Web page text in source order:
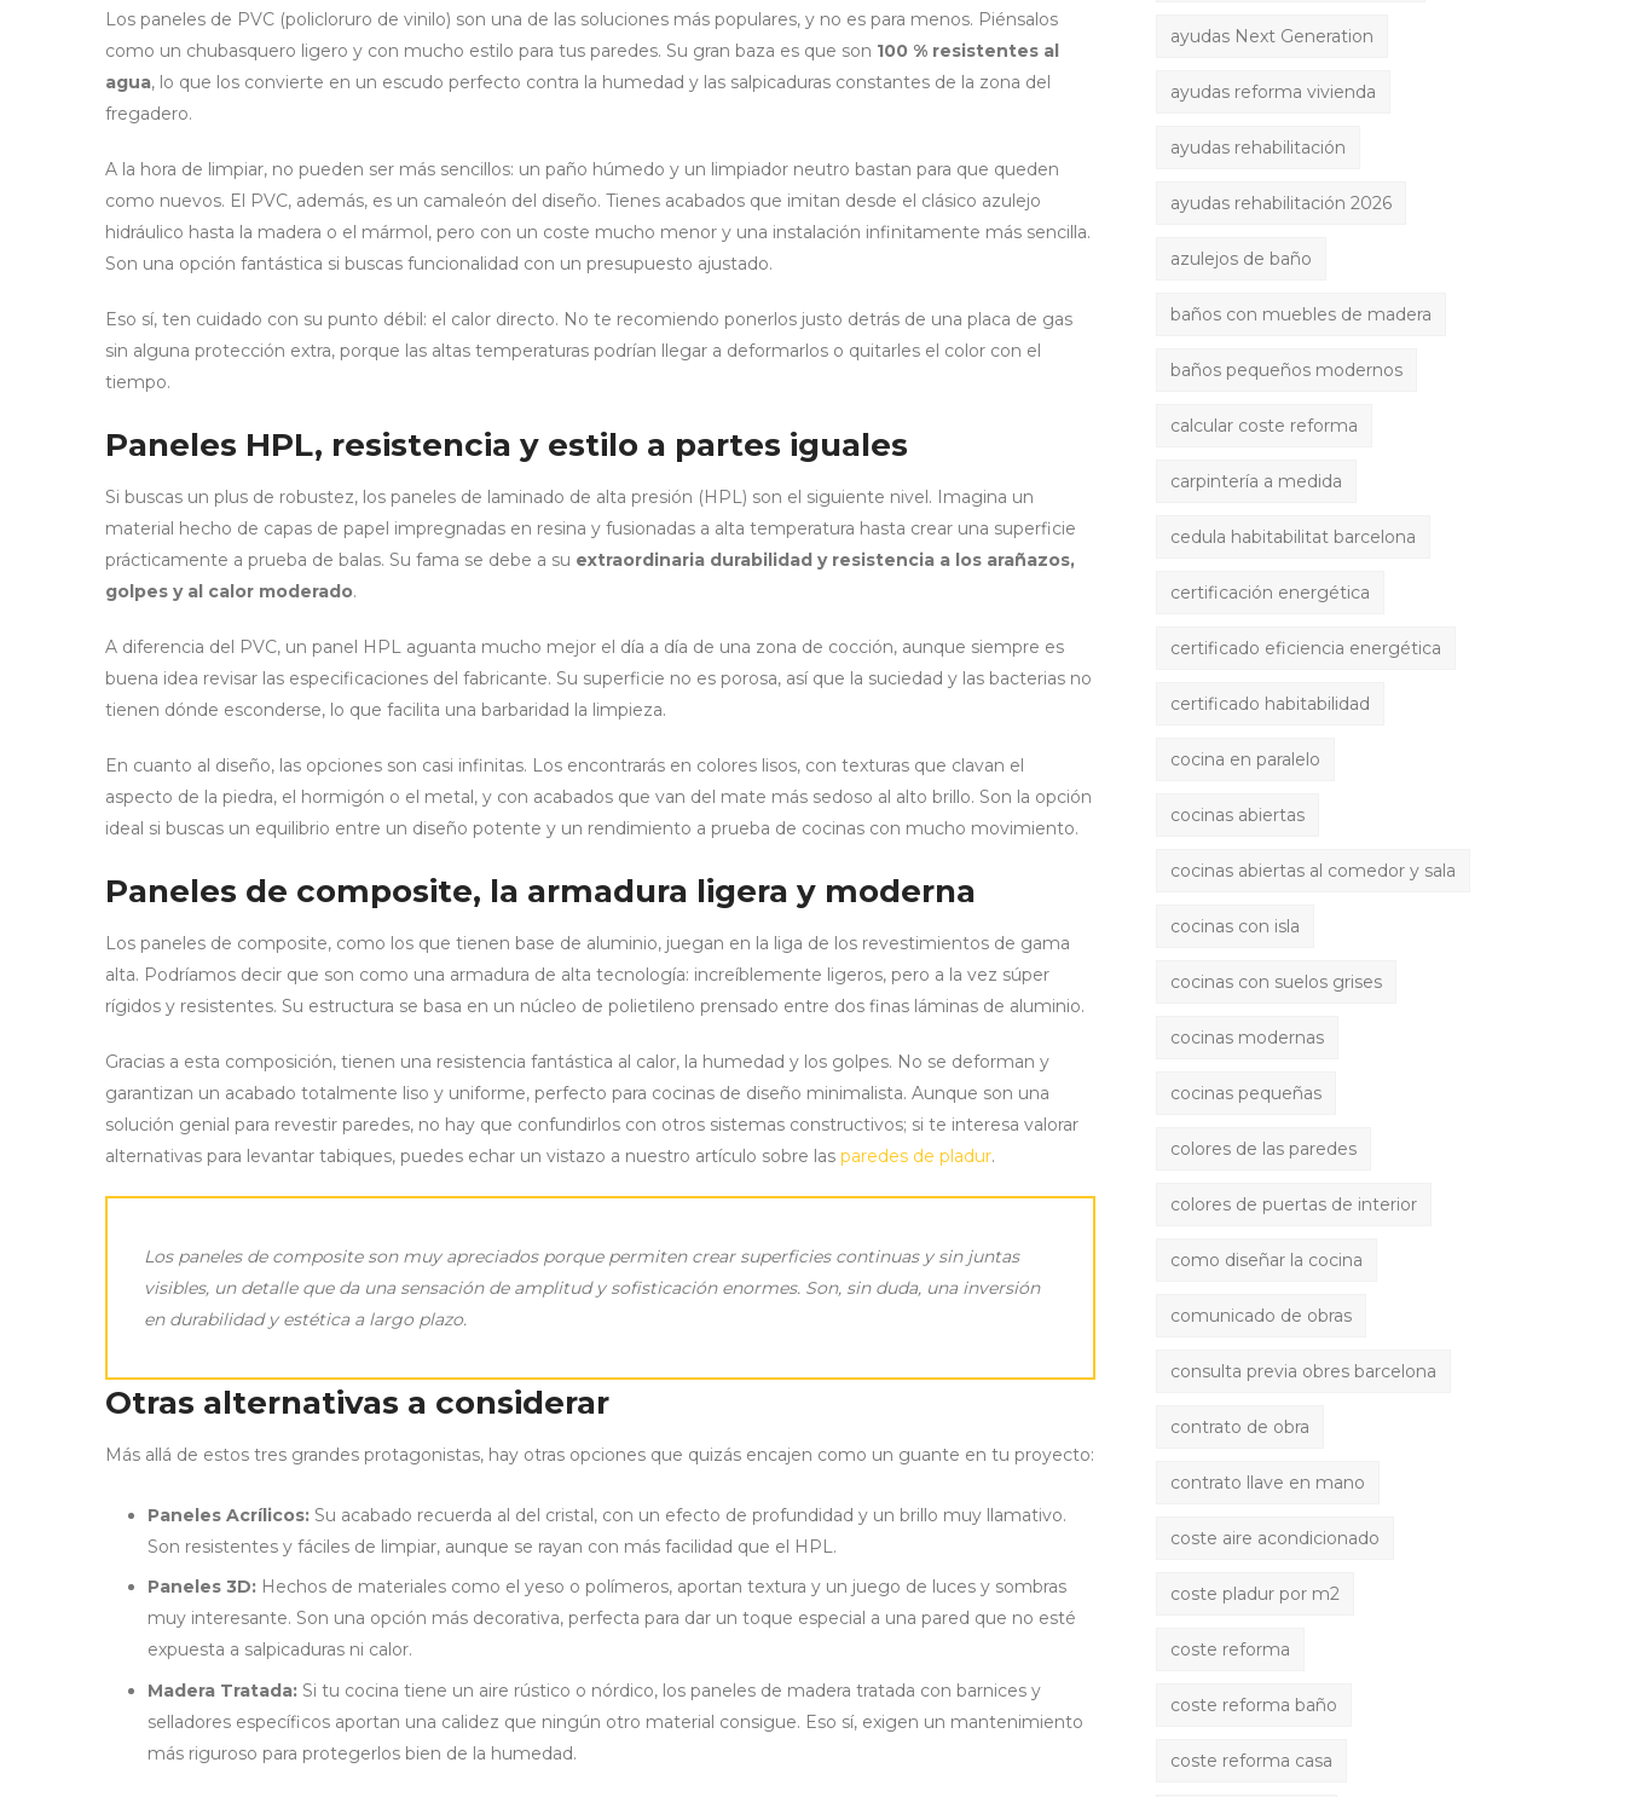
Los paneles de PVC (policloruro de vinilo) son una de las soluciones más populares, y no es para menos. Piénsalos
como un chubasquero ligero y con mucho estilo para tus paredes. Su gran baza es que son 100 % resistentes al
agua, lo que los convierte en un escudo perfecto contra la humedad y las salpicaduras constantes de la zona del
fregadero.
A la hora de limpiar, no pueden ser más sencillos: un paño húmedo y un limpiador neutro bastan para que queden
como nuevos. El PVC, además, es un camaleón del diseño. Tienes acabados que imitan desde el clásico azulejo
hidráulico hasta la madera o el mármol, pero con un coste mucho menor y una instalación infinitamente más sencilla.
Son una opción fantástica si buscas funcionalidad con un presupuesto ajustado.
Eso sí, ten cuidado con su punto débil: el calor directo. No te recomiendo ponerlos justo detrás de una placa de gas
sin alguna protección extra, porque las altas temperaturas podrían llegar a deformarlos o quitarles el color con el
tiempo.
Paneles HPL, resistencia y estilo a partes iguales
Si buscas un plus de robustez, los paneles de laminado de alta presión (HPL) son el siguiente nivel. Imagina un
material hecho de capas de papel impregnadas en resina y fusionadas a alta temperatura hasta crear una superficie
prácticamente a prueba de balas. Su fama se debe a su extraordinaria durabilidad y resistencia a los arañazos,
golpes y al calor moderado.
A diferencia del PVC, un panel HPL aguanta mucho mejor el día a día de una zona de cocción, aunque siempre es
buena idea revisar las especificaciones del fabricante. Su superficie no es porosa, así que la suciedad y las bacterias no
tienen dónde esconderse, lo que facilita una barbaridad la limpieza.
En cuanto al diseño, las opciones son casi infinitas. Los encontrarás en colores lisos, con texturas que clavan el
aspecto de la piedra, el hormigón o el metal, y con acabados que van del mate más sedoso al alto brillo. Son la opción
ideal si buscas un equilibrio entre un diseño potente y un rendimiento a prueba de cocinas con mucho movimiento.
Paneles de composite, la armadura ligera y moderna
Los paneles de composite, como los que tienen base de aluminio, juegan en la liga de los revestimientos de gama
alta. Podríamos decir que son como una armadura de alta tecnología: increíblemente ligeros, pero a la vez súper
rígidos y resistentes. Su estructura se basa en un núcleo de polietileno prensado entre dos finas láminas de aluminio.
Gracias a esta composición, tienen una resistencia fantástica al calor, la humedad y los golpes. No se deforman y
garantizan un acabado totalmente liso y uniforme, perfecto para cocinas de diseño minimalista. Aunque son una
solución genial para revestir paredes, no hay que confundirlos con otros sistemas constructivos; si te interesa valorar
alternativas para levantar tabiques, puedes echar un vistazo a nuestro artículo sobre las paredes de pladur.
Los paneles de composite son muy apreciados porque permiten crear superficies continuas y sin juntas
visibles, un detalle que da una sensación de amplitud y sofisticación enormes. Son, sin duda, una inversión
en durabilidad y estética a largo plazo.
Otras alternativas a considerar
Más allá de estos tres grandes protagonistas, hay otras opciones que quizás encajen como un guante en tu proyecto:
Paneles Acrílicos: Su acabado recuerda al del cristal, con un efecto de profundidad y un brillo muy llamativo.
Son resistentes y fáciles de limpiar, aunque se rayan con más facilidad que el HPL.
Paneles 3D: Hechos de materiales como el yeso o polímeros, aportan textura y un juego de luces y sombras
muy interesante. Son una opción más decorativa, perfecta para dar un toque especial a una pared que no esté
expuesta a salpicaduras ni calor.
Madera Tratada: Si tu cocina tiene un aire rústico o nórdico, los paneles de madera tratada con barnices y
selladores específicos aportan una calidez que ningún otro material consigue. Eso sí, exigen un mantenimiento
más riguroso para protegerlos bien de la humedad.
ayudas Next Generation
ayudas reforma vivienda
ayudas rehabilitación
ayudas rehabilitación 2026
azulejos de baño
baños con muebles de madera
baños pequeños modernos
calcular coste reforma
carpintería a medida
cedula habitabilitat barcelona
certificación energética
certificado eficiencia energética
certificado habitabilidad
cocina en paralelo
cocinas abiertas
cocinas abiertas al comedor y sala
cocinas con isla
cocinas con suelos grises
cocinas modernas
cocinas pequeñas
colores de las paredes
colores de puertas de interior
como diseñar la cocina
comunicado de obras
consulta previa obres barcelona
contrato de obra
contrato llave en mano
coste aire acondicionado
coste pladur por m2
coste reforma
coste reforma baño
coste reforma casa